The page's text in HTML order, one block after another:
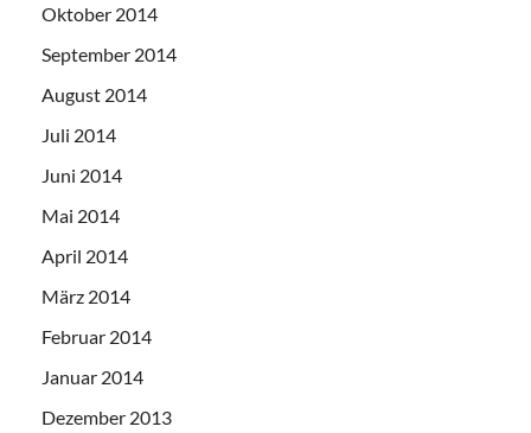
Oktober 2014
September 2014
August 2014
Juli 2014
Juni 2014
Mai 2014
April 2014
März 2014
Februar 2014
Januar 2014
Dezember 2013